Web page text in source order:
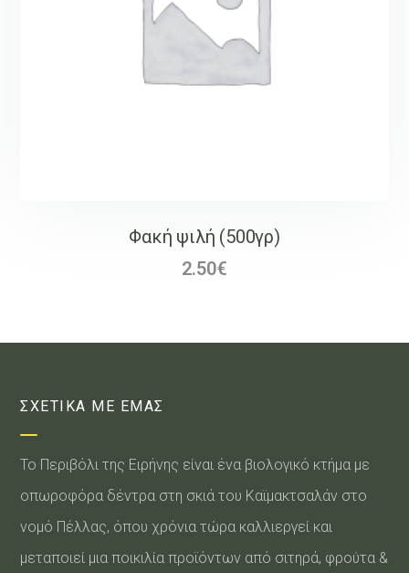
Φακή ψιλή (500γρ)
2.50€
ΣΧΕΤΙΚΑ ΜΕ ΕΜΑΣ
Το Περιβόλι της Ειρήνης είναι ένα βιολογικό κτήμα με
οπωροφόρα δέντρα στη σκιά του Καϊμακτσαλάν στο
νομό Πέλλας, όπου χρόνια τώρα καλλιεργεί και
μεταποιεί μια ποικιλία προϊόντων από σιτηρά, φρούτα &